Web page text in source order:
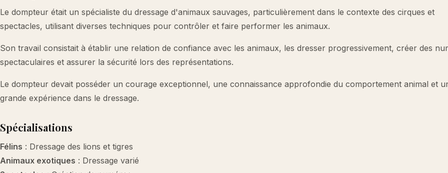
Le dompteur était un spécialiste du dressage d'animaux sauvages, particulièrement dans le contexte des cirques et
spectacles, utilisant diverses techniques pour contrôler et faire performer les animaux.
Son travail consistait à établir une relation de confiance avec les animaux, les dresser progressivement, créer des
spectaculaires et assurer la sécurité lors des représentations.
Le dompteur devait posséder un courage exceptionnel, une connaissance approfondie du comportement animal et
grande expérience dans le dressage.
Spécialisations
Félins : Dressage des lions et tigres
Animaux exotiques : Dressage varié